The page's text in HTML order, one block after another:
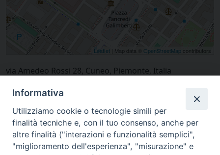
Leaflet | Map data © OpenStreetMap contributors
via Amedeo Rossi 28, Cuneo, Piemonte, Italia
Informativa
Utilizziamo cookie o tecnologie simili per
finalità tecniche e, con il tuo consenso, anche per
altre finalità ("interazioni e funzionalità semplici",
"miglioramento dell'esperienza", "misurazione" e